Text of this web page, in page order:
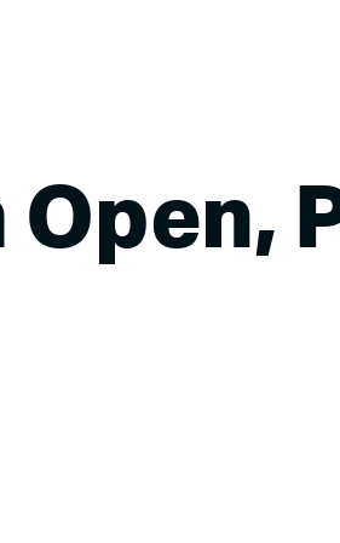
Open,